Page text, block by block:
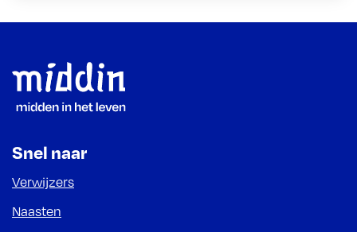
Footer
Snel naar
Verwijzers
Naasten